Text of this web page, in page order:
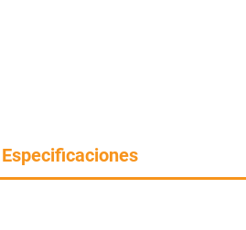
Especificaciones